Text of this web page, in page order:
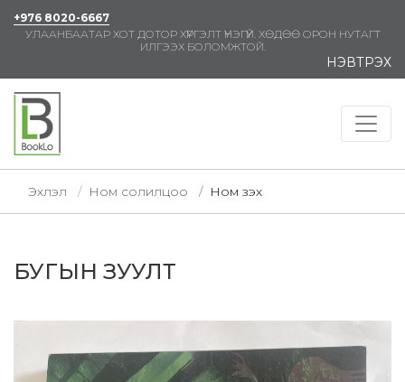
+976 8020-6667
УЛААНБААТАР ХОТ ДОТОР ХҮРГЭЛТ ҮНЭГҮЙ. ХӨДӨӨ ОРОН НУТАГТ
ИЛГЭЭХ БОЛОМЖТОЙ.
НЭВТРЭХ
Эхлэл Ном солилцоо Ном үзэх
БУГЫН ЗУУЛТ